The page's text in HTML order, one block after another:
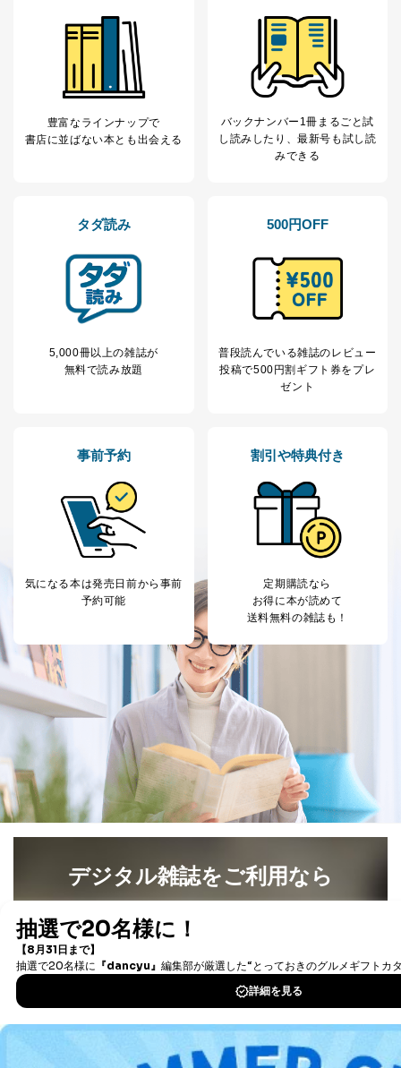
採用応募者の方の
採用選考、ご連絡のため
当社の従業者の個
人情報
人事、総務などの雇用管理等のた
企業）からの委託
により当社の
提携企業及びお客様がご購入され
た商品の発売元企業からのｅメー
SNS公式アカウン
トに登録された方
の個人情報
当社のサービス利用状況の把握お
よびその分析のため
処、オペレーター教育など応対品
その他当社のプライバシーポリシ
ー等にて公表する利用目的達成の
※上記の利用目的のうちNo.1～5については保有個人デ
ータ（開示対象個人情報）の利用目的であり、下記4.の
開示等のご請求に対応させていただきます。
当社は、取得した個人情報を適切に管理し､あらかじめ
本人の同意を得ることなく第三者に提供することはあり
ません。ただし、次の場合は除きます。
人の生命､身体または財産の保護のために必要がある
場合であって、本人の同意を得ることが困難であると
公衆衛生の向上または児童の健全な育成の推進のため
に特に必要がある場合であって、本人の同意を得るこ
とが困難である場合。
国の機関もしくは地方公共団体またはその委託を受け
た者が法令の定める事務を遂行することに対して協力
する必要がある場合であって、本人の同意を得ること
により当該事務の遂行に支障を及ぼすおそれがあると
上記２．の利用目的を実施するために守秘義務を結ん
だ企業に、業務の一部として個人情報の取扱いを委
託・提供する場合、その業務に必要な範囲で委託・提
供先企業に個人情報を開示することがあります。
委託・提供先企業は具体的には以下のような企業です
委託先：カスタマーサポート支援会社 、クレジッ
トカード決済などの決済代行・料金回収会社、広
提供先：出版社、出版物発売元、卸売会社、販売
店など商品の供給者、梱包会社、配送会社、新聞
販売店などの梱包・配送・配達会社
４．開示対象個人情報の「開示」「訂正」等の請求につ
いて
の通知を求められた場合には、遅滞なくこれに応じま
豊富なラインナップで
書店に並ばない本とも出会える
バックナンバー1冊まるごと試
し読み したり、最新号も試し読
みできる
タダ読み
5,000冊以上の雑誌が
無料で読み放題
500円OFF
普段読んでいる雑誌のレビュー
投稿で500円割ギフト券をプレ
ゼント
事前予約
気になる本は発売日前から事前
予約可能
割引や特典付き
定期購読なら
お得に本が読めて
送料無料の雑誌も！
デジタル雑誌をご利用なら
書籍）が無料で読み放題！
DOWNLOAD FOR IOS
DOWNLOAD FOR ANDROID